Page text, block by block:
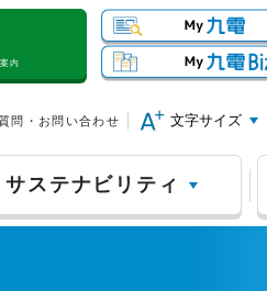
内
問・お問い合わせ 文字サイズ
サステナビリティ